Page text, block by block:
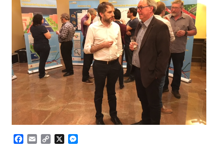
Facebook
Email Copy